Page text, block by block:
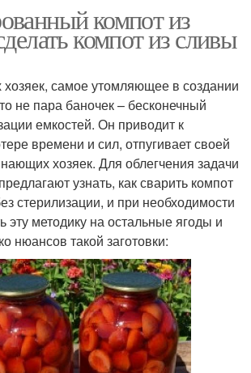
компот из
компот из сливы
самое утомляющее в создании
не пара баночек – бесконечный
емкостей. Он приводит к
времени и сил, отпугивает своей
хозяек. Для облегчения задачи
узнать, как сварить компот
стерилизации, и при необходимости
эту методику на остальные ягоды и
нюансов такой заготовки: